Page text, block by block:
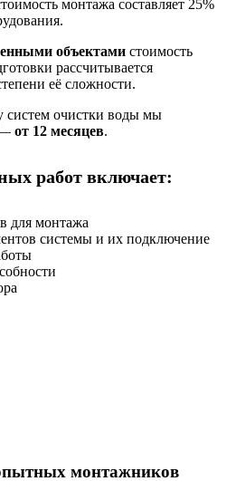
монтажа составляет 25%
объектами стоимость
рассчитывается
её сложности.
систем очистки воды мы
— от 12 месяцев.
работ включает:
для монтажа
системы и их подключение
монтажников